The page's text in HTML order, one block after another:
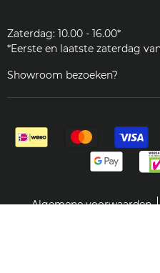
Zaterdag: 10.00 - 16.00*
*Eerste en laatste zaterdag
Showroom bezoeken?
Algemene voorwaarden